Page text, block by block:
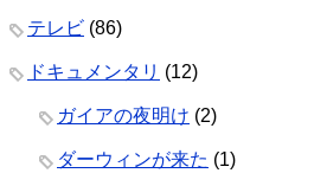
テレビ (86)
ドキュメンタリ (12)
ガイアの夜明け (2)
ダーウィンが来た (1)